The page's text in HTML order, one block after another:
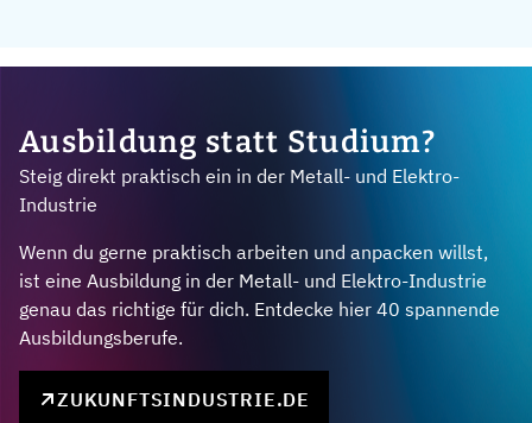
Ausbildung statt Studium?
Steig direkt praktisch ein in der Metall- und Elektro-
Industrie
Wenn du gerne praktisch arbeiten und anpacken willst,
ist eine Ausbildung in der Metall- und Elektro-Industrie
genau das richtige für dich. Entdecke hier 40 spannende
Ausbildungsberufe.
ZUKUNFTSINDUSTRIE.DE